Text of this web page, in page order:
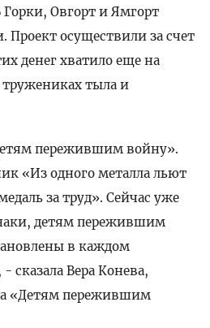
Горки, Овгорт и Ямгорт
Проект осуществили за счет
денег хватило еще на
тыла и
пережившим войну».
«Из одного металла льют
за труд». Сейчас уже
детям пережившим
в каждом
сказала Вера Конева,
«Детям пережившим